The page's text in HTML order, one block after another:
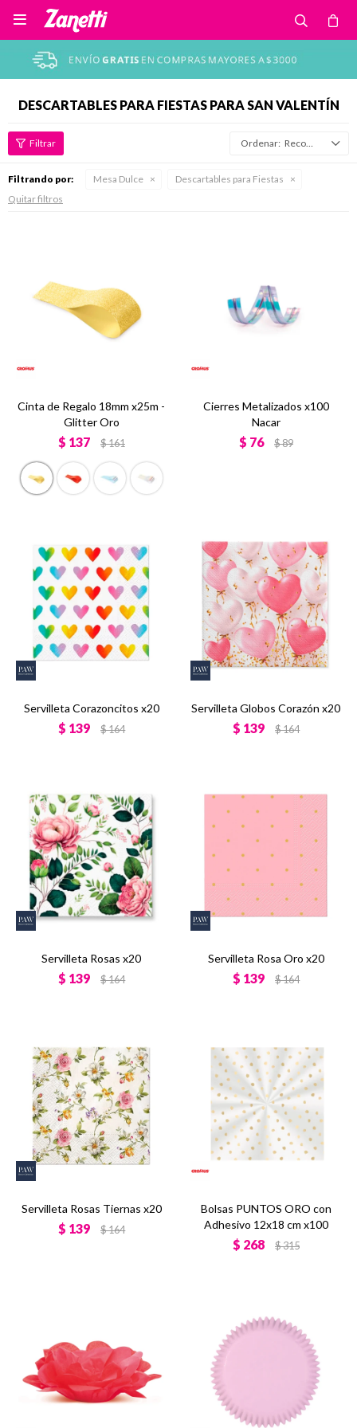

DESCARTABLES PARA FIESTAS PARA SAN VALENTÍN
Recomendados
Filtrando por: Mesa Dulce
Descartables para Fiestas
Quitar filtros
Cinta de Regalo 18mm x25m -
Glitter Oro
$ 137 $161
Cierres Metalizados x100
Nacar
$ 76 $89
Servilleta Corazoncitos x20
$ 139 $164
Servilleta Globos Corazón x20
$ 139 $164
Servilleta Rosas x20
$ 139 $164
Servilleta Rosa Oro x20
$ 139 $164
Servilleta Rosas Tiernas x20
$ 139 $164
Bolsas PUNTOS ORO con
Adhesivo 12x18 cm x100
$ 268 $315